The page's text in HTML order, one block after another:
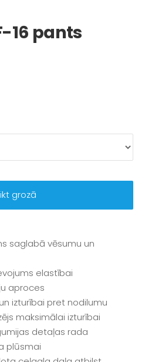
16 pants
grozā
saglabā vēsumu un
elastībai
aproces
izturībai pret nodilumu
maksimālai izturībai
detaļas rada
plūsmai